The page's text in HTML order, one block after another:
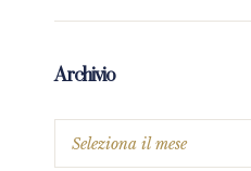
Archivio